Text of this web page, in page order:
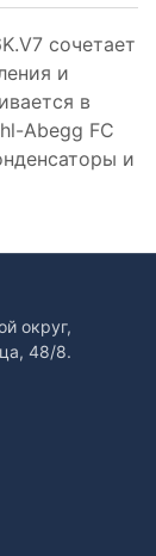
сочетает
и
в
Abegg FC
и
округ,
48/8.